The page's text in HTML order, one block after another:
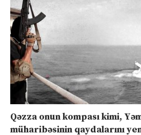
Qəzza onun kompası kimi,
müharibəsinin qaydalarını